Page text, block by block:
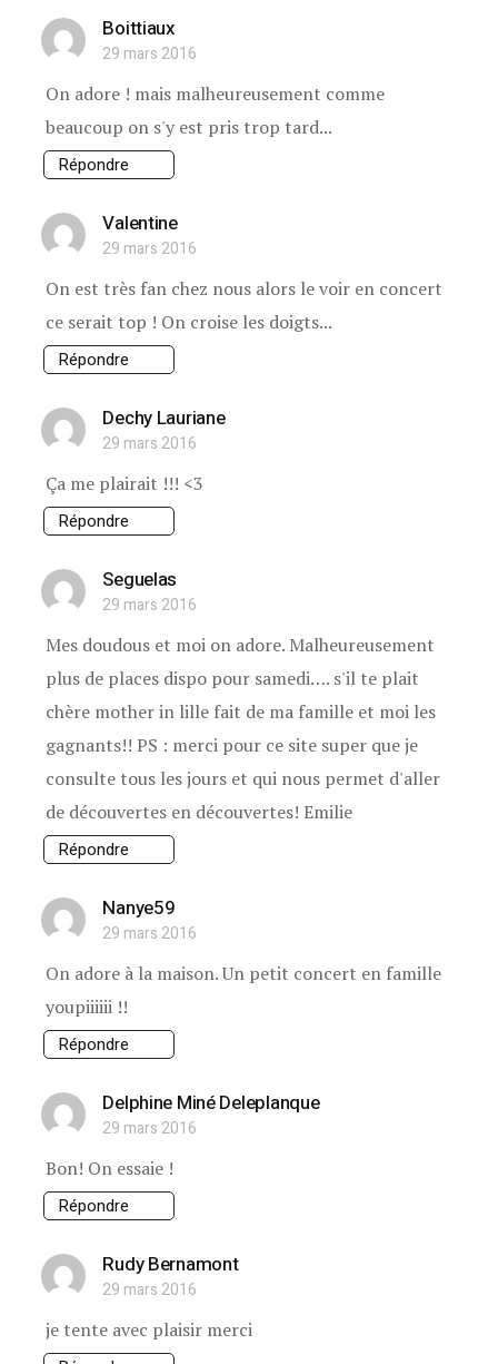
Boittiaux
29 mars 2016
On adore ! mais malheureusement comme
beaucoup on s'y est pris trop tard...
Répondre
Valentine
29 mars 2016
On est très fan chez nous alors le voir en concert
ce serait top ! On croise les doigts...
Répondre
Dechy Lauriane
29 mars 2016
Ça me plairait !!! <3
Répondre
Seguelas
29 mars 2016
Mes doudous et moi on adore. Malheureusement
plus de places dispo pour samedi…. s'il te plait
chère mother in lille fait de ma famille et moi les
gagnants!! PS : merci pour ce site super que je
consulte tous les jours et qui nous permet d'aller
de découvertes en découvertes! Emilie
Répondre
Nanye59
29 mars 2016
On adore à la maison. Un petit concert en famille
youpiiiiii !!
Répondre
Delphine Miné Deleplanque
29 mars 2016
Bon! On essaie !
Répondre
Rudy Bernamont
29 mars 2016
je tente avec plaisir merci